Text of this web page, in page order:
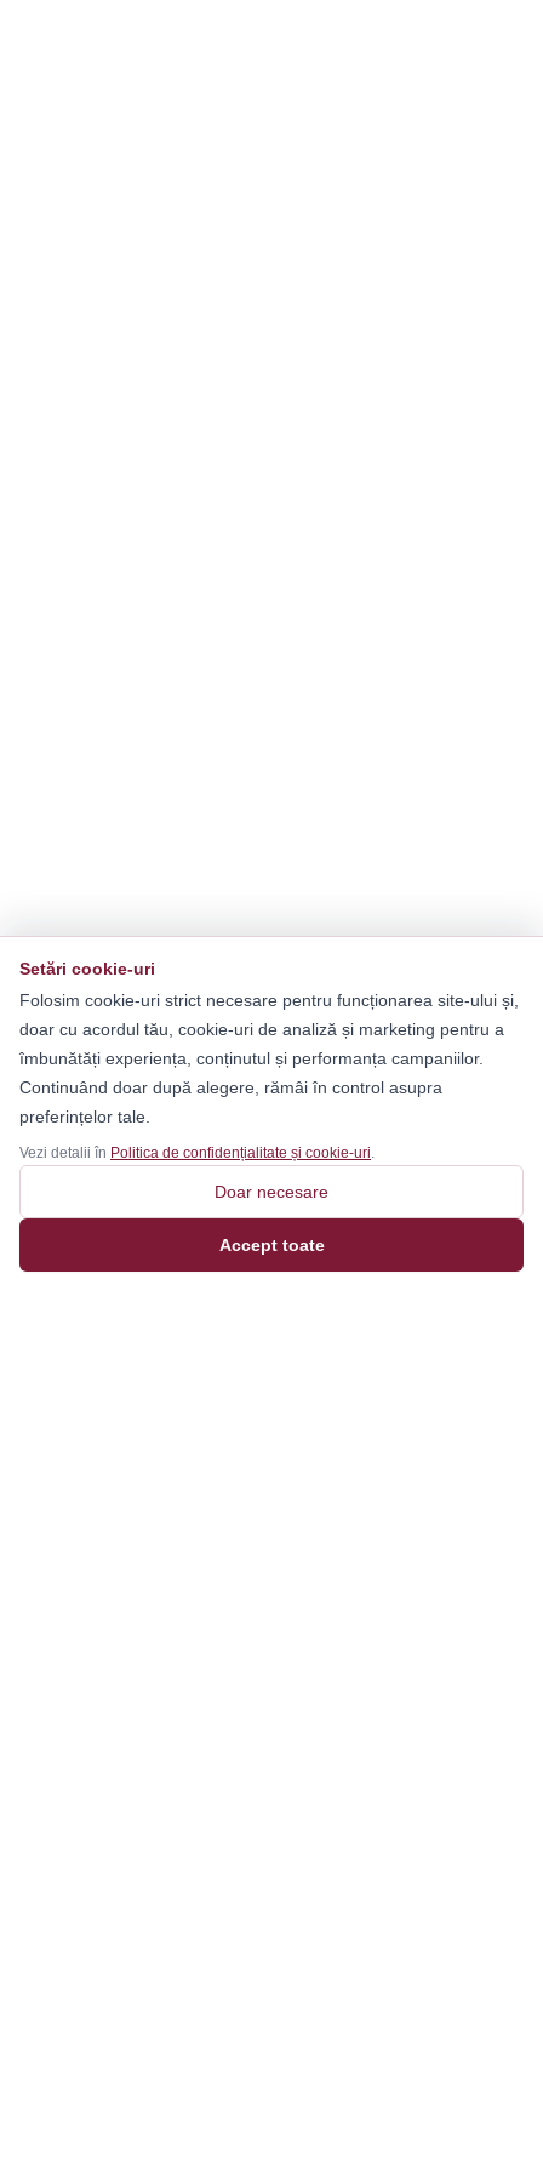
Setări cookie-uri
Folosim cookie-uri strict necesare pentru funcționarea site-ului și,
doar cu acordul tău, cookie-uri de analiză și marketing pentru a
îmbunătăți experiența, conținutul și performanța campaniilor.
Continuând doar după alegere, rămâi în control asupra
preferințelor tale.
Vezi detalii în Politica de confidențialitate și cookie-uri.
Doar necesare
Accept toate